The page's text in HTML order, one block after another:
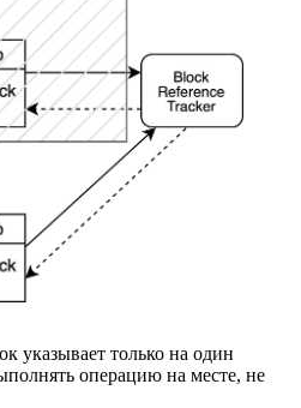
указывает только на один
операцию на месте, не